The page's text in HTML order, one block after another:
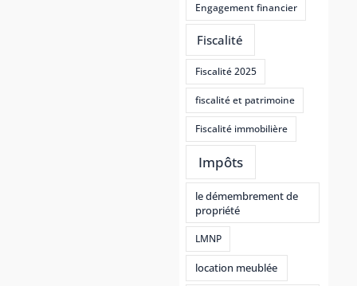
Engagement financier
Fiscalité
Fiscalité 2025
fiscalité et patrimoine
Fiscalité immobilière
Impôts
le démembrement de
propriété
LMNP
location meublée